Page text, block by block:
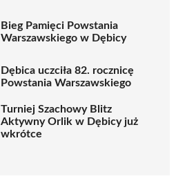
Bieg Pamięci Powstania
Warszawskiego w Dębicy
Dębica uczciła 82. rocznicę
Powstania Warszawskiego
Turniej Szachowy Blitz
Aktywny Orlik w Dębicy już
wkrótce